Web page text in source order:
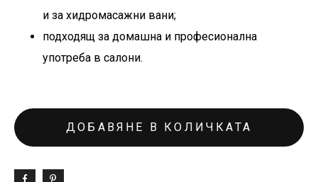
и за хидромасажни вани;
подходящ за домашна и професионална
употреба в салони.
ДОБАВЯНЕ В КОЛИЧКАТА